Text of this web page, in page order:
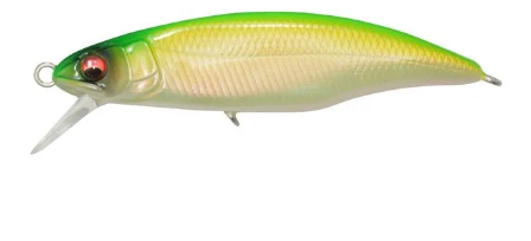
PREMIUM オンライン限定
FRESH WATER